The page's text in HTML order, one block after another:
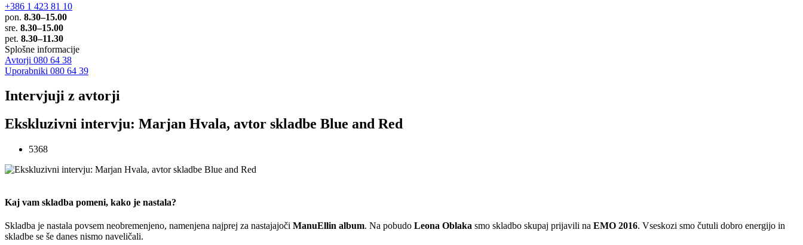
+386 1 423 81 10
pon. 8.30–15.00
sre. 8.30–15.00
pet. 8.30–11.30
Splošne informacije
Avtorji 080 64 38
Uporabniki 080 64 39
Intervjuji z avtorji
Ekskluzivni intervju: Marjan Hvala, avtor skladbe Blue and Red
5368
Kaj vam skladba pomeni, kako je nastala?
Skladba je nastala povsem neobremenjeno, namenjena najprej za nastajajoči ManuEllin album. Na pobudo Leona Oblaka smo skladbo skupaj prijavili na EMO 2016. Vseskozi smo čutuli dobro energijo in
skladbe se še danes nismo naveličali.